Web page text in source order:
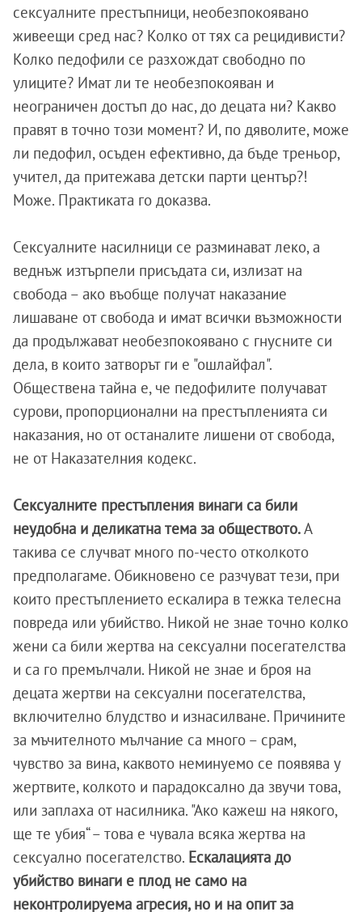
сексуалните престъпници, необезпокоявано
живеещи сред нас? Колко от тях са рецидивисти?
Колко педофили се разхождат свободно по
улиците? Имат ли те необезпокояван и
неограничен достъп до нас, до децата ни? Какво
правят в точно този момент? И, по дяволите, може
ли педофил, осъден ефективно, да бъде треньор,
учител, да притежава детски парти център?!
Може. Практиката го доказва.
Сексуалните насилници се разминават леко, а
веднъж изтърпели присъдата си, излизат на
свобода – ако въобще получат наказание
лишаване от свобода и имат всички възможности
да продължават необезпокоявано с гнусните си
дела, в които затворът ги е "ошлайфал".
Обществена тайна е, че педофилите получават
сурови, пропорционални на престъпленията си
наказания, но от останалите лишени от свобода,
не от Наказателния кодекс.
Сексуалните престъпления винаги са били
неудобна и деликатна тема за обществото.А
такива се случват много по-често отколкото
предполагаме. Обикновено се разчуват тези, при
които престъплението ескалира в тежка телесна
повреда или убийство. Никой не знае точно колко
жени са били жертва на сексуални посегателства
и са го премълчали. Никой не знае и броя на
децата жертви на сексуални посегателства,
включително блудство и изнасилване. Причините
за мъчителното мълчание са много – срам,
чувство за вина, каквото неминуемо се появява у
жертвите, колкото и парадоксално да звучи това,
или заплаха от насилника. "Ако кажеш на някого,
ще те убия“ – това е чувала всяка жертва на
сексуално посегателство. Ескалацията до
убийство винаги е плод не само на
неконтролируема агресия, но и на опит за